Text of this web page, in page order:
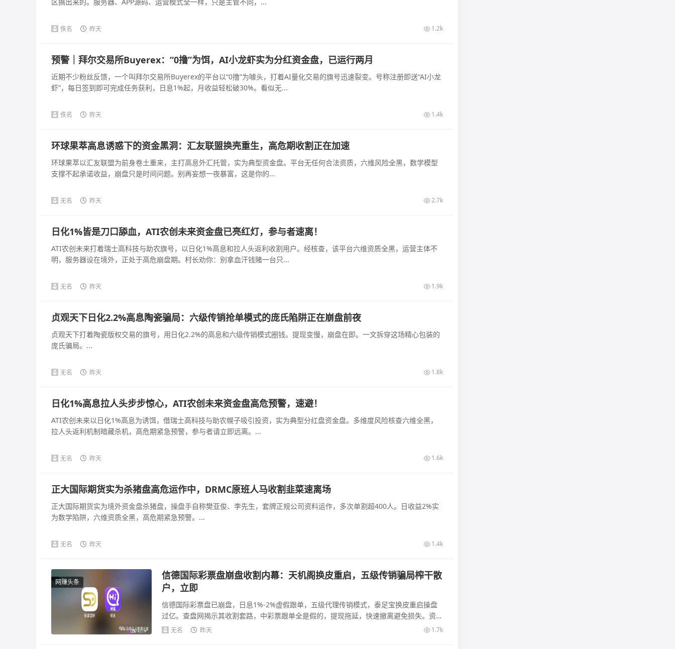
佚名 昨天 1.2k
预警｜拜尔交易所Buyerex：“0撸”为饵，AI小龙虾实为分红资金盘，已运行两月
近期不少粉丝反馈，一个叫拜尔交易所Buyerex的平台以“0撸”为噱头，打着AI量化交易的旗号迅速裂变。号称注册即送“AI小龙
虾”，每日签到即可完成任务获利，日息1%起，月收益轻松破30%。看似无...
佚名 昨天 1.4k
环球果萃高息诱惑下的资金黑洞：汇友联盟换壳重生，高危期收割正在加速
环球果萃以汇友联盟为前身卷土重来，主打高息外汇托管，实为典型资金盘。平台无任何合法资质，六维风险全黑，数学模型
支撑不起承诺收益，崩盘只是时间问题。别再妄想一夜暴富，这是你的...
无名 昨天 2.7k
日化1%皆是刀口舔血，ATI农创未来资金盘已亮红灯，参与者速离！
ATI农创未来打着瑞士高科技与助农旗号，以日化1%高息和拉人头返利收割用户。经核查，该平台六维资质全黑，运营主体不
明，服务器设在境外，正处于高危崩盘期。村长劝你：别拿血汗钱赌一台只...
无名 昨天 1.9k
贞观天下日化2.2%高息陶瓷骗局：六级传销抢单模式的庞氏陷阱正在崩盘前夜
贞观天下打着陶瓷版权交易的旗号，用日化2.2%的高息和六级传销模式圈钱。提现变慢，崩盘在即。一文拆穿这场精心包装的
庞氏骗局。...
无名 昨天 1.8k
日化1%高息拉人头步步惊心，ATI农创未来资金盘高危预警，速避！
ATI农创未来以日化1%高息为诱饵，借瑞士高科技与助农幌子吸引投资，实为典型分红盘资金盘。多维度风险核查六维全黑，
拉人头返利机制暗藏杀机，高危期紧急预警，参与者请立即远离。...
无名 昨天 1.6k
正大国际期货实为杀猪盘高危运作中，DRMC原班人马收割韭菜速离场
正大国际期货实为境外资金盘杀猪盘，操盘手自称樊亚俊、李先生，套牌正规公司资料运作，多次单割超400人。日收益2%实
为数学陷阱，六维资质全黑，高危期紧急预警。...
无名 昨天 1.4k
网赚头条
信德国际彩票盘崩盘收割内幕：天机阁换皮重启，五级传销骗局榨干散
户，立即
信德国际彩票盘已崩盘，日息1%-2%虚假跟单，五级代理传销模式，泰足宝换皮重启操盘
过亿。查盘网揭示其收割套路，中彩票跟单全是假的，提现拖延，快速撤离避免损失。资金
来源可疑，法律风险...
无名 昨天 1.7k